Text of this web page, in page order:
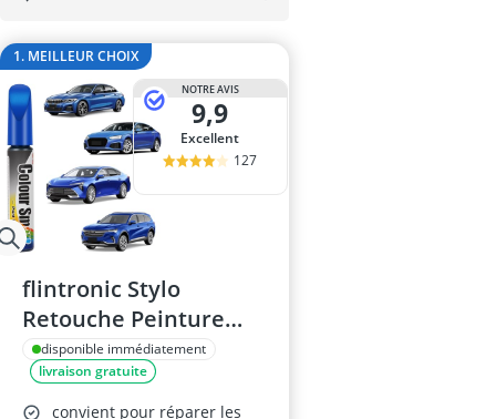
1. MEILLEUR CHOIX
NOTRE AVIS
9,9
Excellent
127
flintronic Stylo
Retouche Peinture
Voiture 12ml Bleu
disponible immédiatement
livraison gratuite
convient pour réparer les